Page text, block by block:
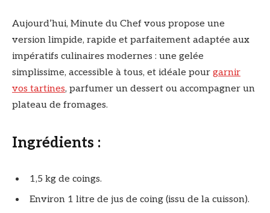
Aujourd’hui, Minute du Chef vous propose une
version limpide, rapide et parfaitement adaptée aux
impératifs culinaires modernes : une gelée
simplissime, accessible à tous, et idéale pour garnir
vos tartines, parfumer un dessert ou accompagner un
plateau de fromages.
Ingrédients :
1,5 kg de coings.
Environ 1 litre de jus de coing (issu de la cuisson).